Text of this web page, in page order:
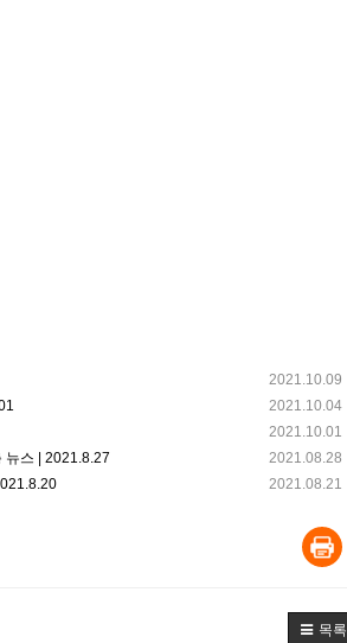
2021.10.09
2021.10.04
2021.10.01
2021.08.28
뉴스 | 2021.8.27
2021.08.21
목록